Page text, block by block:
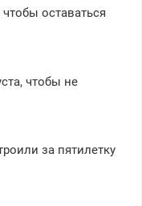
оставаться
чтобы не
за пятилетку